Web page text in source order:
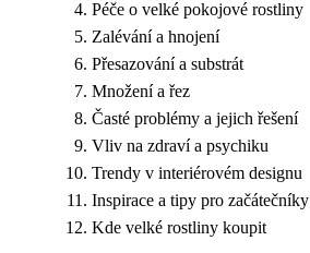
Péče o velké pokojové rostliny
Zalévání a hnojení
Přesazování a substrát
Množení a řez
Časté problémy a jejich řešení
Vliv na zdraví a psychiku
Trendy v interiérovém designu
Inspirace a tipy pro začátečníky
Kde velké rostliny koupit